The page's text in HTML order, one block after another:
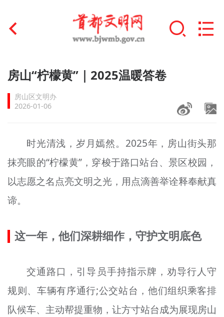
首页
文明创建
文明培育
+
未成年人思想道德建设
榜样人物
+
文明评论
宣传思想文化人才
专题
房山“柠檬黄”｜2025温暖答卷
房山区文明办
2026-01-06
时光清浅，岁月嫣然。2025年，房山街头那
抹亮眼的“柠檬黄”，穿梭于路口站台、景区校园，
以志愿之名点亮文明之光，用点滴善举诠释奉献真
谛。
这一年，他们深耕细作，守护文明底色
交通路口，引导员手持指示牌，劝导行人守
规则、车辆有序通行;公交站台，他们组织乘客排
队候车、主动帮提重物，让方寸站台成为展现房山